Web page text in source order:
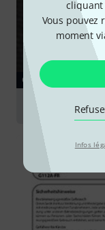
cliquant
Vous pouvez
moment
Infos
GUIDES
Têtes d'amplis